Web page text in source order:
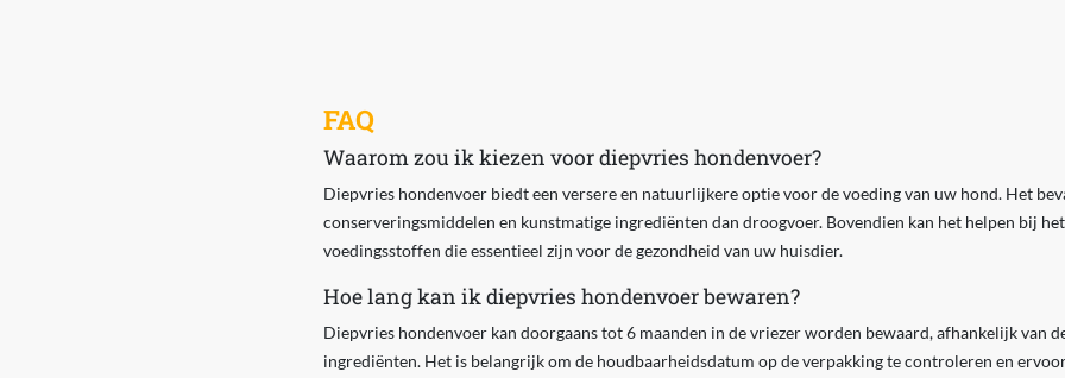
FAQ
Waarom zou ik kiezen voor diepvries hondenvoer?
Diepvries hondenvoer biedt een versere en natuurlijkere optie voor de voeding van uw hond. Het
conserveringsmiddelen en kunstmatige ingrediënten dan droogvoer. Bovendien kan het helpen bij
voedingsstoffen die essentieel zijn voor de gezondheid van uw huisdier.
Hoe lang kan ik diepvries hondenvoer bewaren?
Diepvries hondenvoer kan doorgaans tot 6 maanden in de vriezer worden bewaard, afhankelijk van
ingrediënten. Het is belangrijk om de houdbaarheidsdatum op de verpakking te controleren en